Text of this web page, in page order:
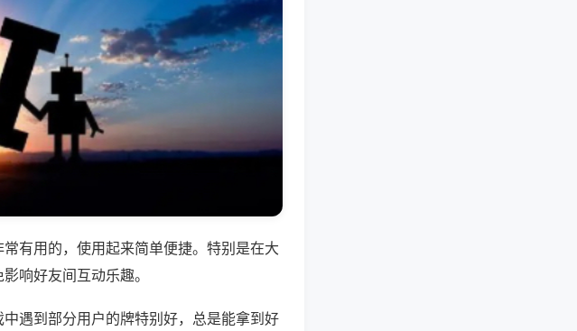
有用的，使用起来简单便捷。特别是在大
响好友间互动乐趣。
遇到部分用户的牌特别好，总是能拿到好